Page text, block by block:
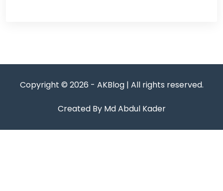
Copyright © 2026 - AKBlog | All rights reserved.
Created By Md Abdul Kader